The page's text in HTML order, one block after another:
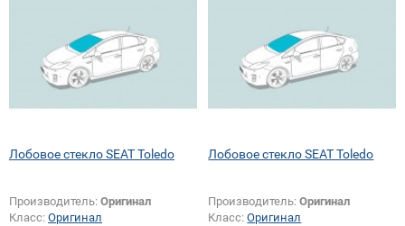
Лобовое стекло SEAT Toledo
Производитель: Оригинал
Класс: Оригинал
Лобовое стекло SEAT Toledo
Производитель:Оригинал
Класс:Оригинал